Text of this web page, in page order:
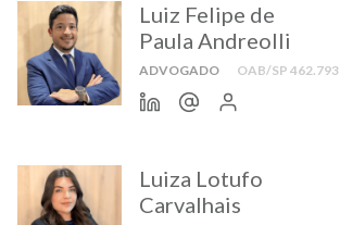
Luiz Felipe de
Paula Andreolli
ADVOGADO OAB/SP 462.793
Luiza Lotufo
Carvalhais